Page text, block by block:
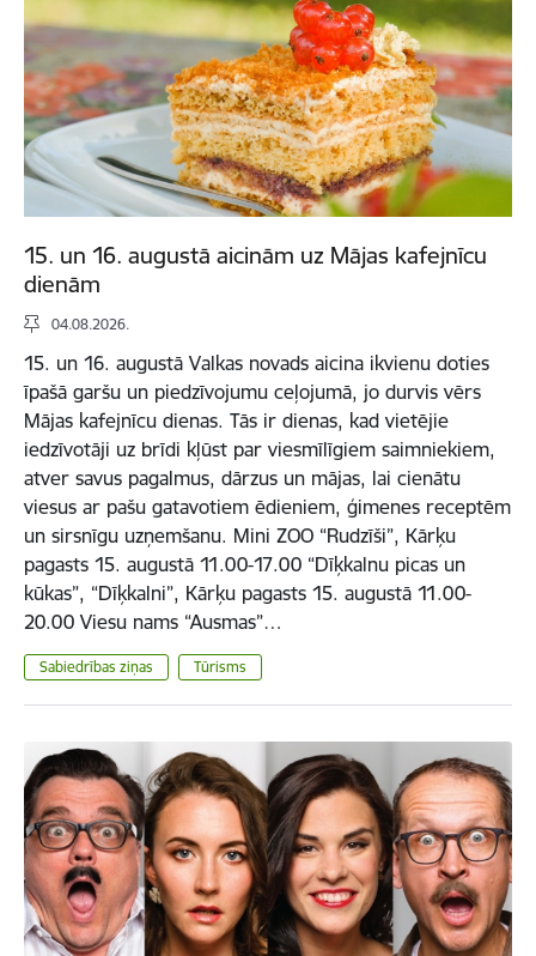
15. un 16. augustā aicinām uz Mājas kafejnīcu
dienām
04.08.2026.
15. un 16. augustā Valkas novads aicina ikvienu doties
īpašā garšu un piedzīvojumu ceļojumā, jo durvis vērs
Mājas kafejnīcu dienas. Tās ir dienas, kad vietējie
iedzīvotāji uz brīdi kļūst par viesmīlīgiem saimniekiem,
atver savus pagalmus, dārzus un mājas, lai cienātu
viesus ar pašu gatavotiem ēdieniem, ģimenes receptēm
un sirsnīgu uzņemšanu. Mini ZOO “Rudzīši”, Kārķu
pagasts 15. augustā 11.00-17.00 “Dīķkalnu picas un
kūkas”, “Dīķkalni”, Kārķu pagasts 15. augustā 11.00-
20.00 Viesu nams “Ausmas”…
Sabiedrības ziņas Tūrisms